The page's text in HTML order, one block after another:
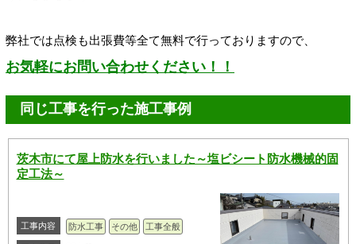
弊社では点検も出張費等全て無料で行っておりますので、
お気軽にお問い合わせください！！
同じ工事を行った施工事例
茨木市にて屋上防水を行いました～塩ビシート防水機械的固
定工法～
工事内容 防水工事 その他 工事全般